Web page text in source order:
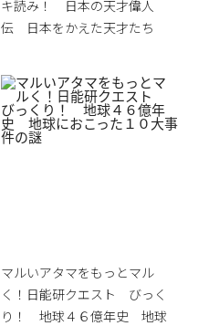
キ読み！ 日本の天才偉人
伝 日本をかえた天才たち
マルいアタマをもっとマル
く！日能研クエスト びっく
り！ 地球４６億年史 地球